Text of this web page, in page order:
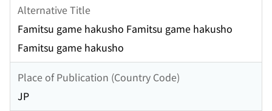
Alternative Title
Famitsu game hakusho Famitsu game hakusho
Famitsu game hakusho
Place of Publication (Country Code)
JP